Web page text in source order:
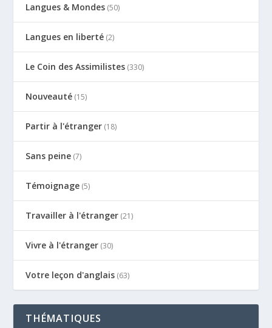
Langues & Mondes (50)
Langues en liberté (2)
Le Coin des Assimilistes (330)
Nouveauté (15)
Partir à l'étranger (18)
Sans peine (7)
Témoignage (5)
Travailler à l'étranger (21)
Vivre à l'étranger (30)
Votre leçon d'anglais (63)
THÉMATIQUES